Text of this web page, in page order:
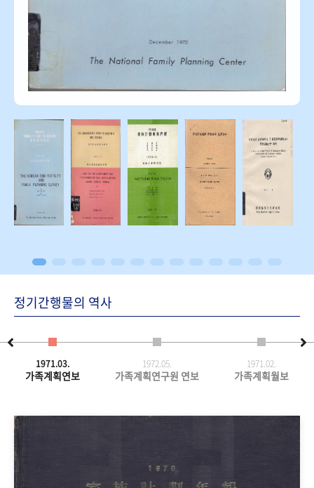
정기간행물의 역사
1971.03.
가족계획연보
1972.05.
가족계획연구원 연보
1971.02.
가족계획월보